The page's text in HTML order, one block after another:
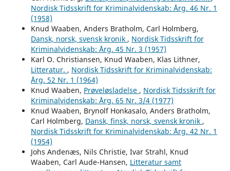
Nordisk Tidsskrift for Kriminalvidenskab: Årg. 46 Nr. 1
(1958)
Knud Waaben, Anders Bratholm, Carl Holmberg,
Dansk, norsk, svensk kronik , Nordisk Tidsskrift for
Kriminalvidenskab: Årg. 45 Nr. 3 (1957)
Karl O. Christiansen, Knud Waaben, Klas Lithner,
Litteratur. , Nordisk Tidsskrift for Kriminalvidenskab:
Årg. 52 Nr. 1 (1964)
Knud Waaben, Prøveløsladelse , Nordisk Tidsskrift for
Kriminalvidenskab: Årg. 65 Nr. 3/4 (1977)
Knud Waaben, Brynolf Honkasalo, Anders Bratholm,
Carl Holmberg, Dansk, finsk, norsk, svensk kronik ,
Nordisk Tidsskrift for Kriminalvidenskab: Årg. 42 Nr. 1
(1954)
Johs Andenæs, Nils Christie, Ivar Strahl, Knud
Waaben, Carl Aude-Hansen, Litteratur samt